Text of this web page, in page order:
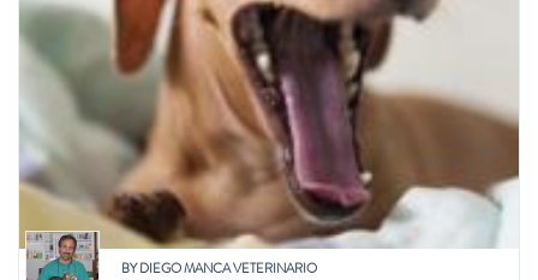
BYDIEGO MANCA VETERINARIO